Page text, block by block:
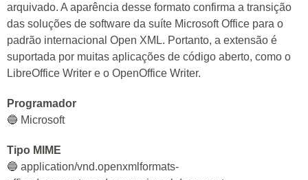
arquivado. A aparência desse formato confirma a transição
das soluções de software da suíte Microsoft Office para o
padrão internacional Open XML. Portanto, a extensão é
suportada por muitas aplicações de código aberto, como o
LibreOffice Writer e o OpenOffice Writer.
Programador
🔵 Microsoft
Tipo MIME
🔵 application/vnd.openxmlformats-